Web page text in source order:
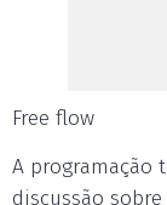
Free flow
A programação
discussão